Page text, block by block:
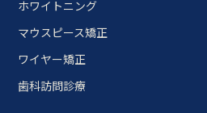
ホワイトニング
マウスピース矯正
ワイヤー矯正
歯科訪問診療